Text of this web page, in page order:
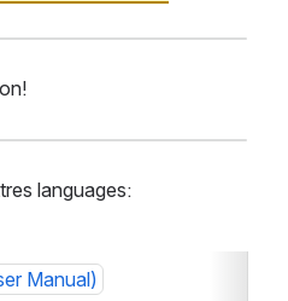
languages:
Manual)